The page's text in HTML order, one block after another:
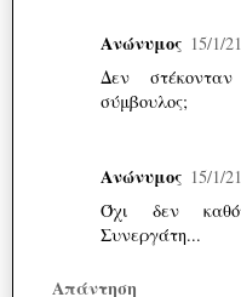
Ανώνυμος 15/1/21
Δεν
σύμβουλος;
Ανώνυμος 15/1/21
Όχι δεν
Συνεργάτη...
Απάντηση